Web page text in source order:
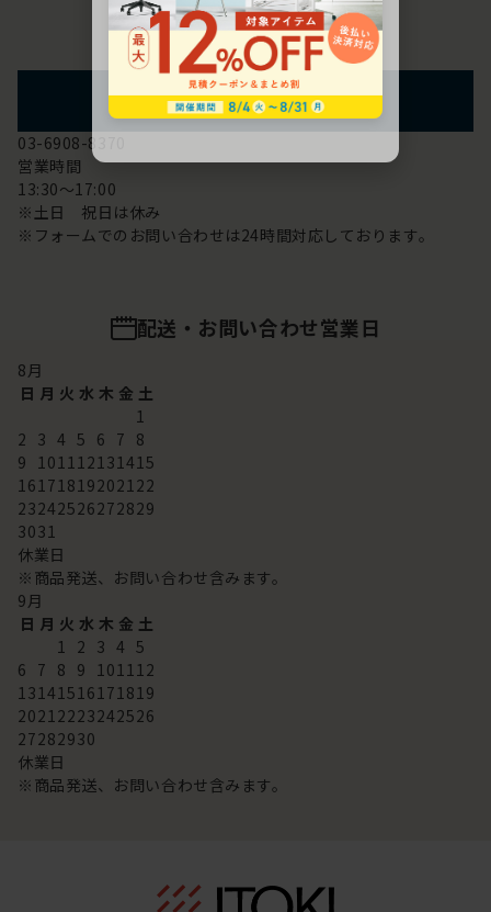
お問い合わせ
フォームからのお問い合わせ
03-6908-8370
営業時間
13:30～17:00
※土日 祝日は休み
※フォームでのお問い合わせは24時間対応しております。
配送・お問い合わせ営業日
8月
日 月 火 水 木 金 土
1
2 3 4 5 6 7 8
9 101112131415
16171819202122
23242526272829
3031
休業日
※商品発送、お問い合わせ含みます。
9月
日 月 火 水 木 金 土
1 2 3 4 5
6 7 8 9 101112
13141516171819
20212223242526
27282930
休業日
※商品発送、お問い合わせ含みます。